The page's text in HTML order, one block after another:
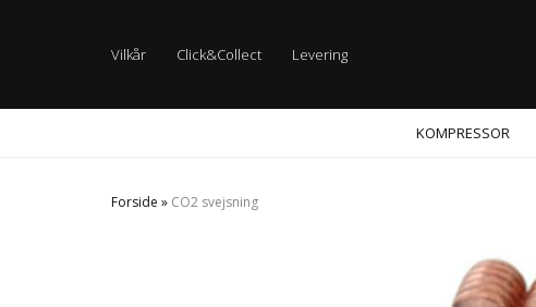
Vilkår Click&Collect Levering
KOMPRESSOR
Forside » CO2 svejsning